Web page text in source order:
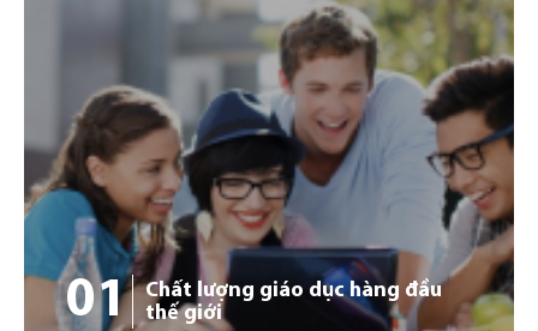
01
Chất lượng giáo dục hàng đầu
thế giới